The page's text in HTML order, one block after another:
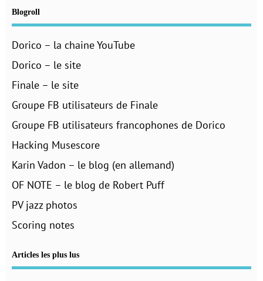
Blogroll
Dorico – la chaine YouTube
Dorico – le site
Finale – le site
Groupe FB utilisateurs de Finale
Groupe FB utilisateurs francophones de Dorico
Hacking Musescore
Karin Vadon – le blog (en allemand)
OF NOTE – le blog de Robert Puff
PV jazz photos
Scoring notes
Articles les plus lus